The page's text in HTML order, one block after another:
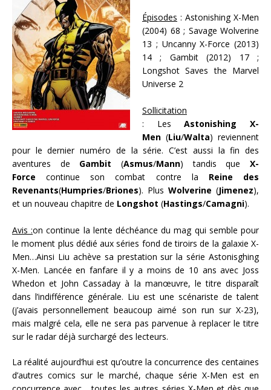
Épisodes : Astonishing X-Men
(2004) 68 ; Savage Wolverine
13 ; Uncanny X-Force (2013)
14 ; Gambit (2012) 17 ;
Longshot Saves the Marvel
Universe 2
Sollicitation
: LesAstonishing X-
Men (Liu/Walta) reviennent
pour le dernier numéro de la série. C’est aussi la fin des
aventures de Gambit(Asmus/Mann) tandis queX-
Forcecontinue son combat contre la Reine des
Revenants(Humpries/Briones). Plus Wolverine (Jimenez),
et un nouveau chapitre de Longshot (Hastings/Camagni).
Avis :on continue la lente déchéance du mag qui semble pour
le moment plus dédié aux séries fond de tiroirs de la galaxie X-
Men…Ainsi Liu achève sa prestation sur la série Astonisghing
X-Men. Lancée en fanfare il y a moins de 10 ans avec Joss
Whedon et John Cassaday à la manœuvre, le titre disparaît
dans l’indifférence générale. Liu est une scénariste de talent
(j’avais personnellement beaucoup aimé son run sur X-23),
mais malgré cela, elle ne sera pas parvenue à replacer le titre
sur le radar déjà surchargé des lecteurs.
La réalité aujourd’hui est qu’outre la concurrence des centaines
d’autres comics sur le marché, chaque série X-Men est en